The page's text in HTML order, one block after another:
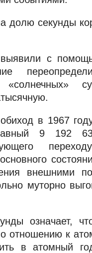
долю секунды
выявили с
«солнечных»
в 1967
9 192
внешними
муторно
означает,
отношению к
в атомный